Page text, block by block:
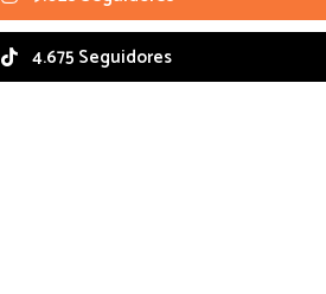
4.675 Seguidores